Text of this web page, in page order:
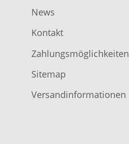
News
Kontakt
Zahlungsmöglichkeiten
Sitemap
Versandinformationen